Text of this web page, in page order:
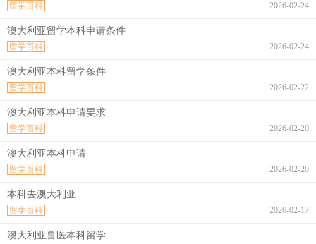
2026-02-24
留学百科
澳大利亚留学本科申请条件
2026-02-24
留学百科
澳大利亚本科留学条件
2026-02-22
留学百科
澳大利亚本科申请要求
2026-02-20
留学百科
澳大利亚本科申请
2026-02-20
留学百科
本科去澳大利亚
2026-02-17
留学百科
澳大利亚兽医本科留学